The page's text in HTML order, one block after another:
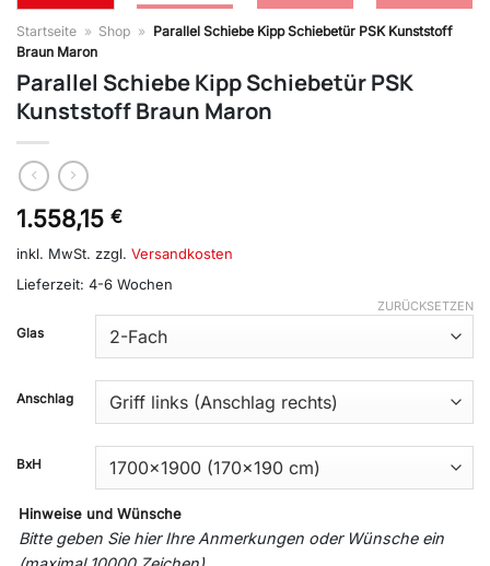
Startseite » Shop » Parallel Schiebe Kipp Schiebetür PSK Kunststoff
Braun Maron
Parallel Schiebe Kipp Schiebetür PSK
Kunststoff Braun Maron
1.558,15 €
inkl. MwSt. zzgl. Versandkosten
Lieferzeit: 4-6 Wochen
Glas
Anschlag
BxH
ZURÜCKSETZEN
Hinweise und Wünsche
Bitte geben Sie hier Ihre Anmerkungen oder Wünsche ein